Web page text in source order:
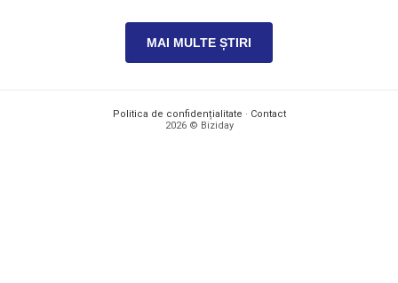
MAI MULTE ȘTIRI
Politica de confidențialitate · Contact
2026 © Biziday